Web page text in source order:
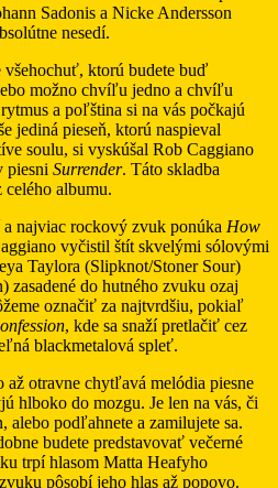
Sadonis a Nicke Andersson
nesedí.
všehochuť, ktorú budete buď
možno chvíľu jedno a chvíľu
a poľština si na vás počkajú
jediná pieseň, ktorú naspieval
soulu, si vyskúšal Rob Caggiano
piesni Surrender. Táto skladba
celého albumu.
najviac rockový zvuk ponúka How
vyčistil štít skvelými sólovými
Taylora (Slipknot/Stoner Sour)
zasadené do hutného zvuku ozaj
označiť za najtvrdšiu, pokiaľ
, kde sa snaží pretlačiť cez
blackmetalová spleť.
otravne chytľavá melódia piesne
hlboko do mozgu. Je len na vás, či
alebo podľahnete a zamilujete sa.
budete predstavovať večerné
trpí hlasom Matta Heafyho
pôsobí jeho hlas až popovo.